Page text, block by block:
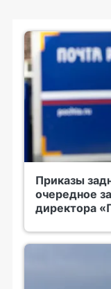
Приказы
очередное
директора